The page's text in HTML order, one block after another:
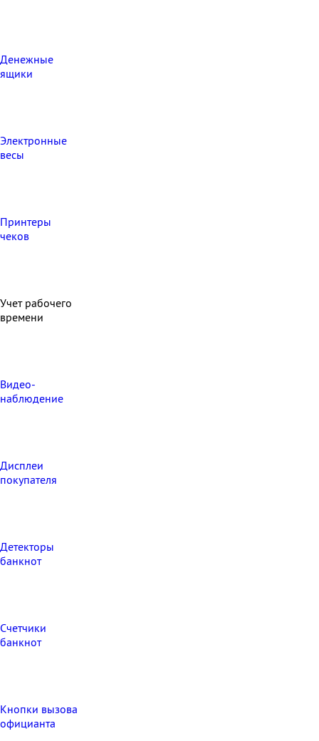
Денежные
ящики
Электронные
весы
Принтеры
чеков
Учет рабочего
времени
Видео‑
наблюдение
Дисплеи
покупателя
Детекторы
банкнот
Счетчики
банкнот
Кнопки вызова
официанта